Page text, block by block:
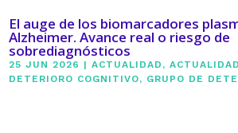
El auge de los biomarcadores
Alzheimer. Avance real o riesgo de
sobrediagnósticos
25 JUN 2026 |ACTUALIDAD ,
DETERIORO COGNITIVO, GRUPO DE